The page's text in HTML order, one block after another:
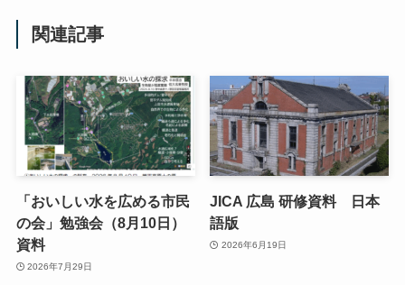
関連記事
「おいしい水を広める市民
の会」勉強会（8月10日）
資料
2026年7月29日
JICA 広島 研修資料 日本
語版
2026年6月19日